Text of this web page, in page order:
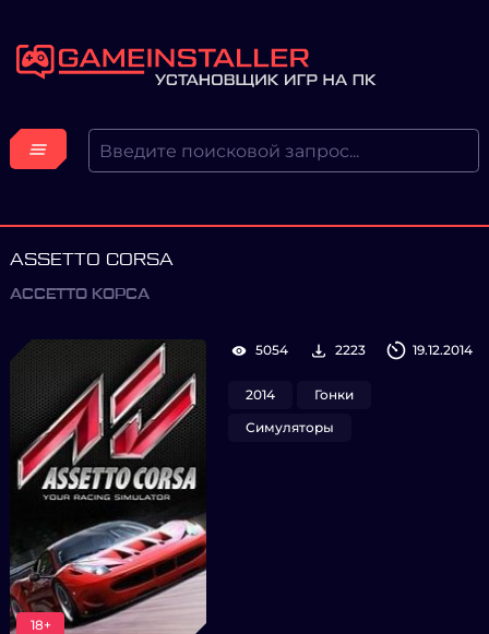
ASSETTO CORSA
АССЕТТО КОРСА
18+
5054 2223 19.12.2014
2014
Гонки
Симуляторы